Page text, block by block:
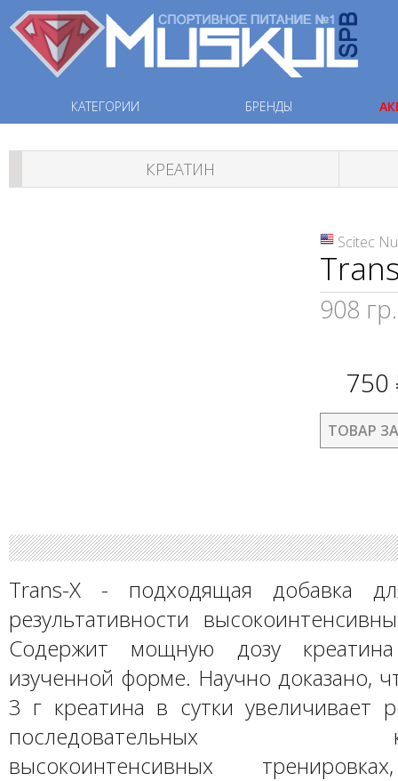
КАТЕГОРИИ БРЕНДЫ
КРЕАТИН
Scitec
908 гр.
750
ТОВАР
Trans-X - подходящая добавка
результативности
Содержит мощную дозу
изученной форме. Научно доказано,
3 г креатина в сутки увеличивает
последовательных
высокоинтенсивных